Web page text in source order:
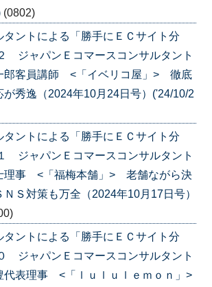
(0802)
タントによる「勝手にＥＣサイト分
ジャパンＥコマースコンサルタント
客員講師 <「イベリコ屋」> 徹底
が秀逸（2024年10月24日号）('24/10/2
タントによる「勝手にＥＣサイト分
ジャパンＥコマースコンサルタント
事 <「福梅本舗」> 老舗ながら決
Ｓ対策も万全（2024年10月17日号）
タントによる「勝手にＥＣサイト分
ジャパンＥコマースコンサルタント
表理事 <「ｌｕｌｕｌｅｍｏｎ」>